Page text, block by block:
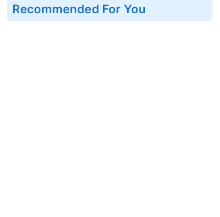
Recommended For You